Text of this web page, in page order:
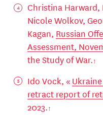
Christina Harward,
Nicole Wolkov,
Kagan, Russian
Assessment,
the Study of War.
Ido Vock, «
retract report of
2023.